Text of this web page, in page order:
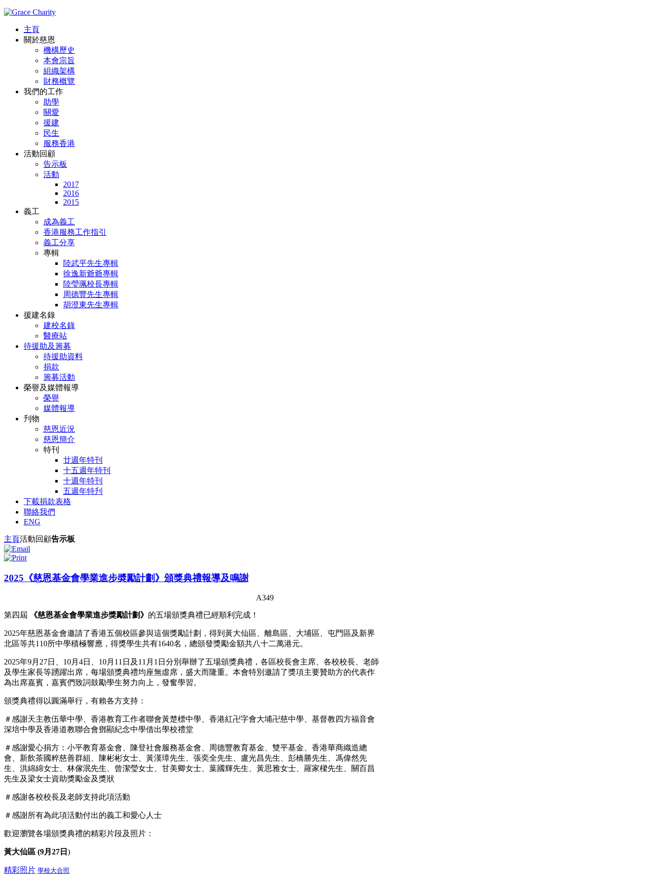
主頁
關於慈恩
機構歷史
本會宗旨
組織架構
財務概覽
我們的工作
助學
關愛
援建
民生
服務香港
活動回顧
告示板
活動
2017
2016
2015
義工
成為義工
香港服務工作指引
義工分享
專輯
陸武平先生專輯
徐逸新爺爺專輯
陸瑩珮校長專輯
周德豐先生專輯
胡澄東先生專輯
援建名錄
建校名錄
醫療站
待援助及籌募
待援助資料
捐款
籌募活動
榮譽及媒體報導
榮譽
媒體報導
刋物
慈恩近況
慈恩簡介
特刊
廿週年特刊
十五週年特刊
十週年特刊
五週年特刋
下載捐款表格
聯絡我們
ENG
主頁活動回顧告示板
2025《慈恩基金會學業進步奬勵計劃》頒獎典禮報導及鳴謝
A349
第四屆 《慈恩基金會學業進步獎勵計劃》 的五場頒獎典禮已經順利完成！
2025年慈恩基金會邀請了香港五個校區參與這個獎勵計劃，得到黃大仙區、離島區、大埔區、屯門區及新界
北區等共110所中學積極響應，得獎學生共有1640名，總頒發獎勵金額共八十二萬港元。
2025年9月27日、10月4日、10月11日及11月1日分別舉辦了五場頒獎典禮，各區校長會主席、各校校長、老師
及學生家長等踴躍出席，每場頒獎典禮均座無虛席，盛大而隆重。本會特別邀請了獎項主要贊助方的代表作
為出席嘉賓，嘉賓們致詞鼓勵學生努力向上，發奮學習。
頒獎典禮得以圓滿舉行，有賴各方支持：
＃感謝天主教伍華中學、香港教育工作者聯會黃楚標中學、香港紅卍字會大埔卍慈中學、基督教四方福音會
深培中學及香港道教聯合會鄧顯紀念中學借出學校禮堂
＃感謝愛心捐方：小平教育基金會、陳登社會服務基金會、周德豐教育基金、雙平基金、香港華商織造總
會、新飲茶國粹慈善群組、陳彬彬女士、黃漢璋先生、張奕全先生、盧光昌先生、彭橋勝先生、馮偉然先
生、洪綿綿女士、林傢泯先生、曾潔瑩女士、甘美卿女士、葉國輝先生、黃思雅女士、羅家樑先生、關百昌
先生及梁女士資助獎勵金及獎狀
＃感謝各校校長及老師支持此項活動
＃感謝所有為此項活動付出的義工和愛心人士
歡迎瀏覽各場頒獎典禮的精彩片段及照片：
黃大仙區 (9月27日 )
精彩照片 學校大合照